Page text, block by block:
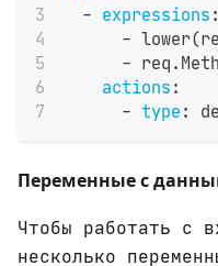
- expressions :
-
-
actions :
- type :
Переменные с
Чтобы работать с
несколько